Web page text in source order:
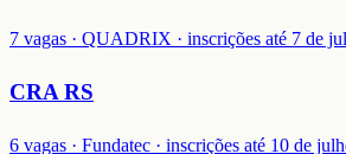
7 vagas · QUADRIX · inscrições até 7 de
CRA RS
6 vagas · Fundatec · inscrições até 10 de